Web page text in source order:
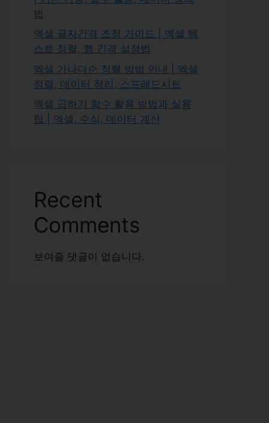
법
엑셀 글자간격 조정 가이드 | 엑셀 텍
스트 정렬, 행 간격 설정법
엑셀 가나다순 정렬 방법 안내 | 엑셀
정렬, 데이터 정리, 스프레드시트
엑셀 곱하기 함수 활용 방법과 실용
팁 | 엑셀, 수식, 데이터 계산
Recent
Comments
보여줄 댓글이 없습니다.